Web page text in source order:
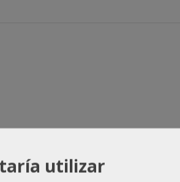
utilizar